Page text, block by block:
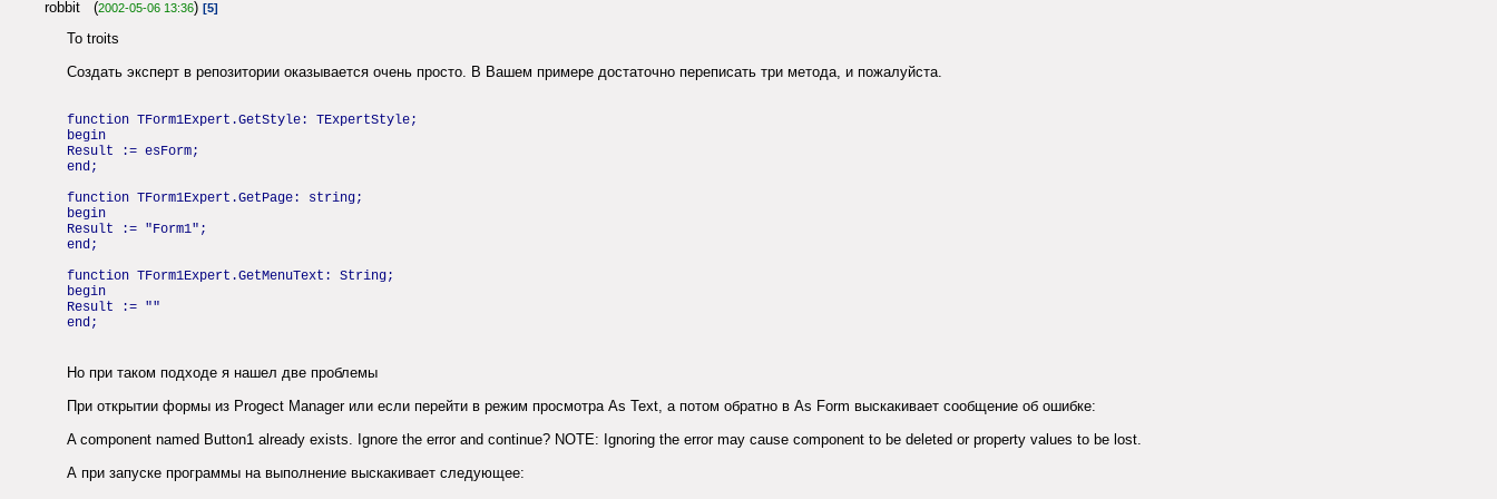
robbit (2002-05-06 13:36) [5]
To troits
Создать эксперт в репозитории оказывается очень просто. В Вашем примере достаточно переписать три метода, и пожалуйста.
function TForm1Expert.GetStyle: TExpertStyle;
begin
Result := esForm;
end;
function TForm1Expert.GetPage: string;
begin
Result := "Form1";
end;
function TForm1Expert.GetMenuText: String;
begin
Result := ""
end;
Но при таком подходе я нашел две проблемы
При открытии формы из Progect Manager или если перейти в режим просмотра As Text, а потом обратно в As Form выскакивает сообщение об ошибке:
A component named Button1 already exists. Ignore the error and continue? NOTE: Ignoring the error may cause component to be deleted or property values to be lost.
А при запуске программы на выполнение выскакивает следующее: